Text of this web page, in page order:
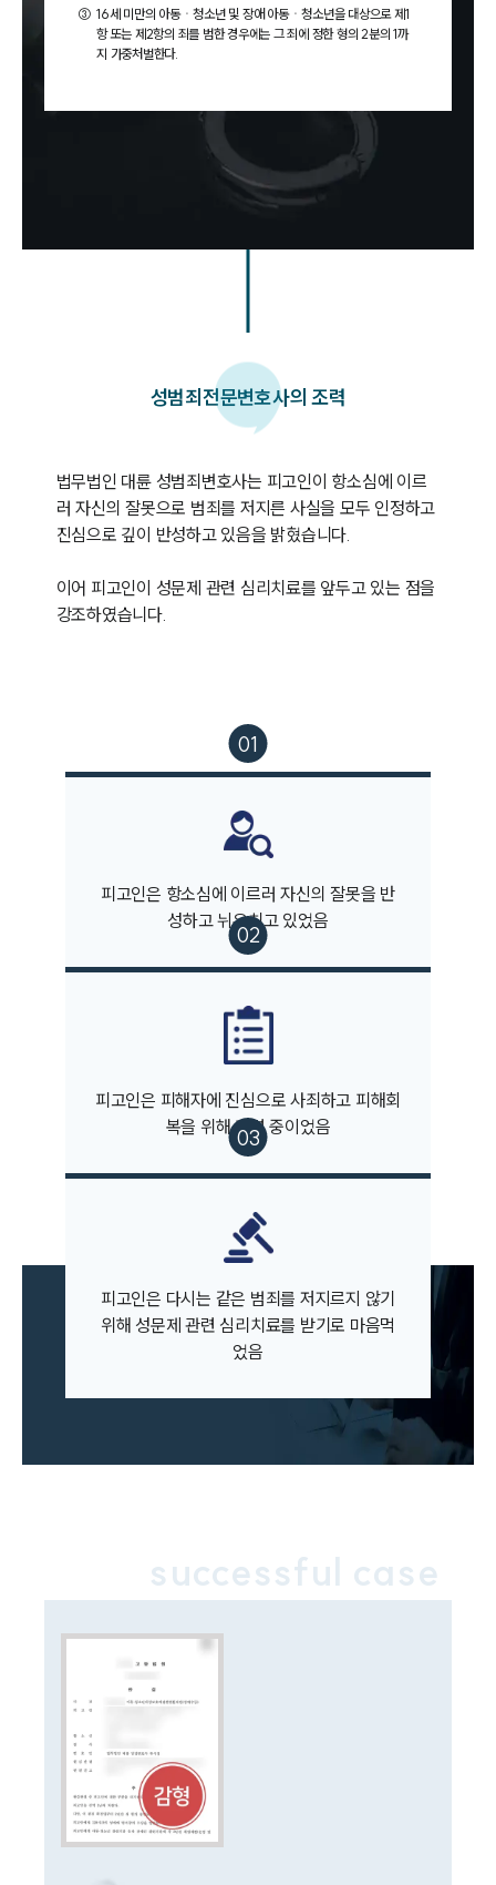
팀소개
대륜의 강점
오시는 길
글로벌 파트너 로펌
고객의 소리
통합검색
AI대륜
업무사례
사례분석/최신동향
업무분야
성범죄대응부 업무
성범죄전문변호사
③ 16세 미만의 아동ㆍ청소년 및 장애 아동ㆍ청소년을 대상으로 제1
항 또는 제2항의 죄를 범한 경우에는 그 죄에 정한 형의 2분의 1까
지 가중처벌한다.
성범죄전문변호사의 조력
법무법인 대륜 성범죄변호사는 피고인이 항소심에 이르
러 자신의 잘못으로 범죄를 저지른 사실을 모두 인정하고
진심으로 깊이 반성하고 있음을 밝혔습니다.
이어 피고인이 성문제 관련 심리치료를 앞두고 있는 점을
강조하였습니다.
피고인은 항소심에 이르러 자신의 잘못을 반
성하고 뉘우치고 있었음
피고인은 피해자에 진심으로 사죄하고 피해회
복을 위해 조력 중이었음
피고인은 다시는 같은 범죄를 저지르지 않기
위해 성문제 관련 심리치료를 받기로 마음먹
었음
successful case